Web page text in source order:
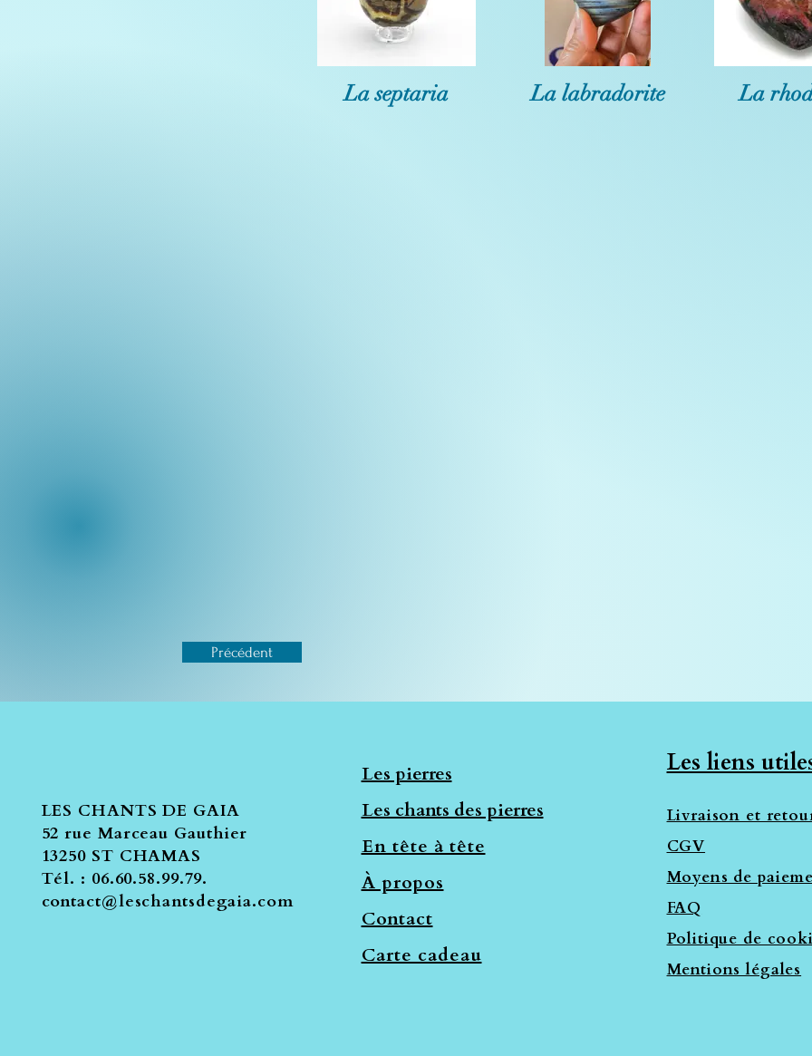
La septaria La labradorite La
Précédent
LES CHANTS DE GAIA
52 rue Marceau Gauthier
13250 ST CHAMAS
Tél. : 06.60.58.99.79.
contact@leschantsdegaia.com
Les pierres
Les chants des pierres
En tête à tête
À propos
Contact
Carte cadeau
Les liens
Livraison et
CGV
Moyens de
FAQ
Politique de
Mentions légales